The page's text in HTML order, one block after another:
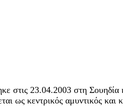
στις 23.04.2003 στη Σουηδία
ως κεντρικός αμυντικός και